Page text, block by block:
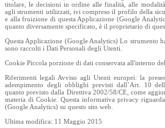
titolare, le decisioni in ordine alle finalità, alle
agli strumenti utilizzati, ivi compreso il profilo della
e alla fruizione di questa Applicazione (Google
quanto diversamente specificato, è il proprietario di
Questa Applicazione (Google Analytics) Lo strumento
sono raccolti i Dati Personali degli Utenti.
Cookie Piccola porzione di dati conservata all'interno
Riferimenti legali Avviso agli Utenti europei: la
adempimento degli obblighi previsti dall’Art. 10
quanto previsto dalla Direttiva 2002/58/CE, come
materia di Cookie. Questa informativa privacy
(Google Analytics) su questo sito web.
Ultima modifica: 11 Maggio 2015